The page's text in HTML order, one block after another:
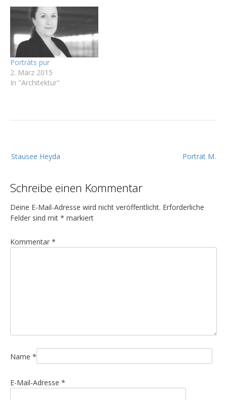
Porträts pur
2. März 2015
In "Architektur"
e
t
r
a
s
a
i
o
n
Porträt M.
Stausee Heyda
Schreibe einen Kommentar
Deine E-Mail-Adresse wird nicht veröffentlicht. Erforderliche
Felder sind mit * markiert
Kommentar *
Name *
E-Mail-Adresse *